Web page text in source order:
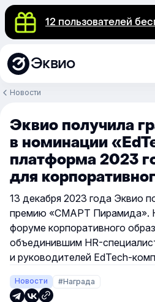
12 пользователей
Эквио
Новости
Эквио получила
в номинации
платформа 2023
для
13 декабря 2023 года Эквио
премию «СМАРТ Пирамида».
форуме корпоративного
объединившим HR-
и руководителей EdTech-
Новости #Награда